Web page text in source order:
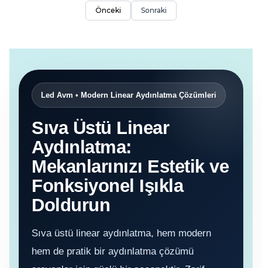
Önceki Sonraki
Led Avm • Modern Linear Aydınlatma Çözümleri
Sıva Üstü Linear
Aydınlatma:
Mekanlarınızı Estetik ve
Fonksiyonel Işıkla
Doldurun
Sıva üstü linear aydınlatma, hem modern
hem de pratik bir aydınlatma çözümü